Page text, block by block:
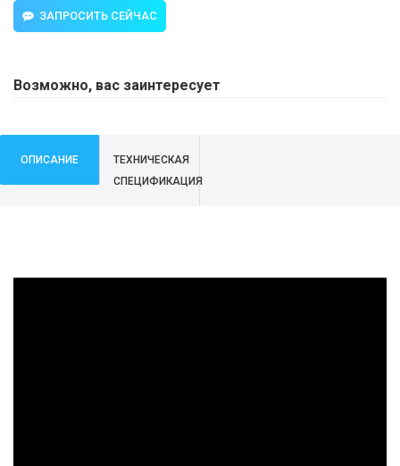
ЗАПРОСИТЬ СЕЙЧАС
Возможно, вас заинтересует
ОПИСАНИЕ
ТЕХНИЧЕСКАЯ
СПЕЦИФИКАЦИЯ